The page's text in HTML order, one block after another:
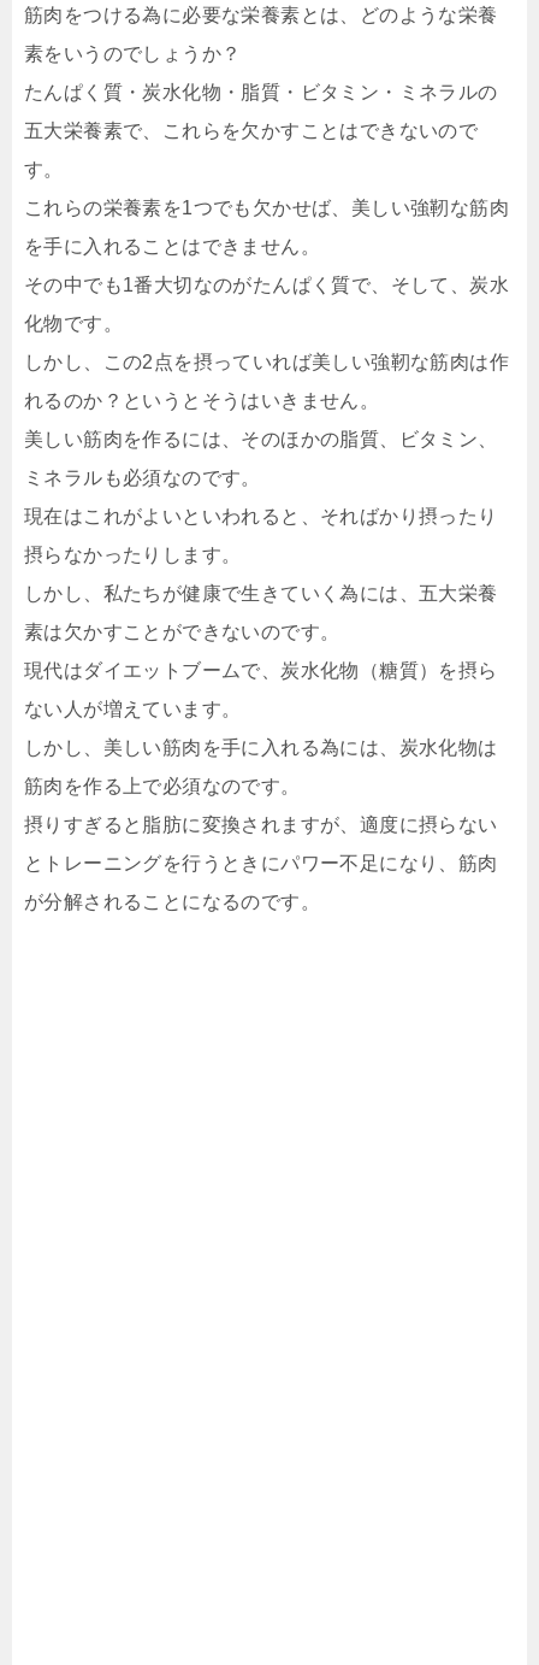
筋肉をつける為に必要な栄養素とは、どのような栄養
素をいうのでしょうか？
たんぱく質・炭水化物・脂質・ビタミン・ミネラルの
五大栄養素で、これらを欠かすことはできないので
す。
これらの栄養素を1つでも欠かせば、美しい強靭な筋肉
を手に入れることはできません。
その中でも1番大切なのがたんぱく質で、そして、炭水
化物です。
しかし、この2点を摂っていれば美しい強靭な筋肉は作
れるのか？というとそうはいきません。
美しい筋肉を作るには、そのほかの脂質、ビタミン、
ミネラルも必須なのです。
現在はこれがよいといわれると、そればかり摂ったり
摂らなかったりします。
しかし、私たちが健康で生きていく為には、五大栄養
素は欠かすことができないのです。
現代はダイエットブームで、炭水化物（糖質）を摂ら
ない人が増えています。
しかし、美しい筋肉を手に入れる為には、炭水化物は
筋肉を作る上で必須なのです。
摂りすぎると脂肪に変換されますが、適度に摂らない
とトレーニングを行うときにパワー不足になり、筋肉
が分解されることになるのです。